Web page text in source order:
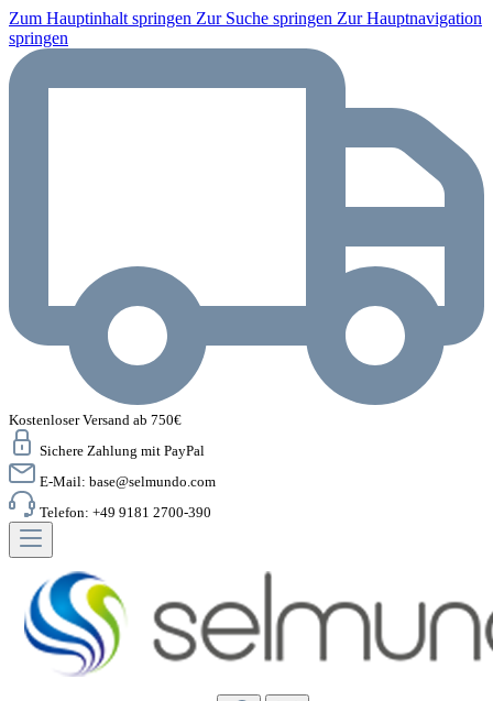
Zum Hauptinhalt springen Zur Suche springen Zur Hauptnavigation
springen
Kostenloser Versand ab 750€
Sichere Zahlung mit PayPal
E-Mail: base@selmundo.com
Telefon: +49 9181 2700-390